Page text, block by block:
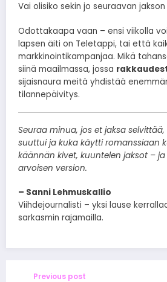
Vai olisiko sekin jo seuraavan
Odottakaapa vaan – ensi viikolla
lapsen äiti on Teletappi, tai että
markkinointikampanjaa. Mikä
siinä maailmassa, jossa
sijaisnaura meitä yhdistää
tilannepäivitys.
Seuraa minua, jos et jaksa
suuttui ja kuka käytti romanssiaan
käännän kivet, kuuntelen jaksot –
arvoisen version.
– Sanni Lehmuskallio
Viihdejournalisti – yksi lause
sarkasmin rajamailla.
Previous post